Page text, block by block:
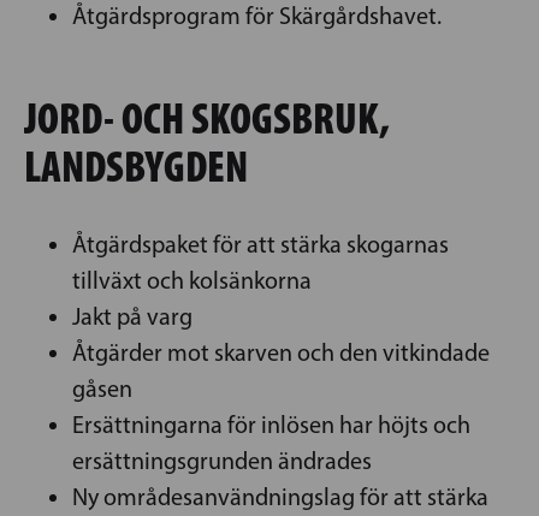
Åtgärdsprogram för Skärgårdshavet.
JORD- OCH SKOGSBRUK,
LANDSBYGDEN
Åtgärdspaket för att stärka skogarnas
tillväxt och kolsänkorna
Jakt på varg
Åtgärder mot skarven och den vitkindade
gåsen
Ersättningarna för inlösen har höjts och
ersättningsgrunden ändrades
Ny områdesanvändningslag för att stärka